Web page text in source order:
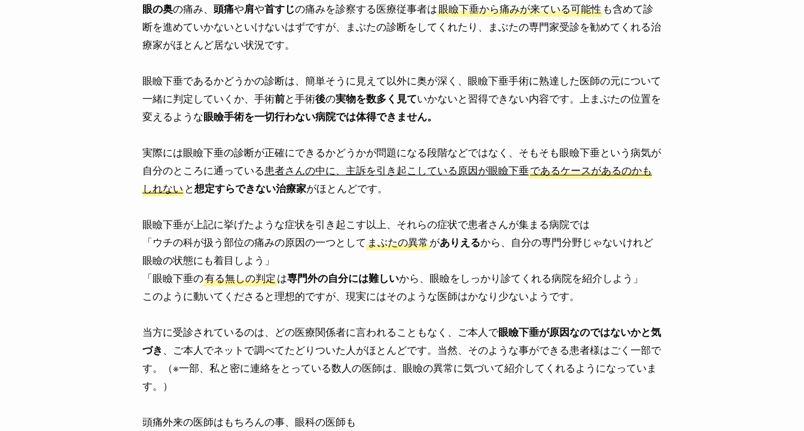
眼の奥の痛み、 頭痛や肩や首すじの痛みを診察する医療従事者は眼瞼下垂から痛みが来ている可能性 も含めて診
断を進めていかないといけないはずですが、まぶたの診断をしてくれたり、まぶたの専門家受診を勧めてくれる治
療家がほとんど居ない状況です。
眼瞼下垂であるかどうかの診断は、簡単そうに見えて以外に奥が深く、眼瞼下垂手術に熟達した医師の元について
一緒に判定していくか、手術前と手術後の実物を数多く見ていかないと習得できない内容です。上まぶたの位置を
変えるような眼瞼手術を一切行わない病院では体得できません。
実際には眼瞼下垂の診断が正確にできるかどうかが問題になる段階などではなく、そもそも眼瞼下垂という病気が
自分のところに通っている患者さんの中に、主訴を引き起こしている原因が眼瞼下垂であるケースがあるのかも
しれない と想定すらできない治療家がほとんどです。
眼瞼下垂が上記に挙げたような症状を引き起こす以上、それらの症状で患者さんが集まる病院では
「ウチの科が扱う部位の痛みの原因の一つとしてまぶたの異常がありえるから、自分の専門分野じゃないけれど
眼瞼の状態にも着目しよう」
「眼瞼下垂の有る無しの判定は専門外の自分には難しいから、眼瞼をしっかり診てくれる病院を紹介しよう」
このように動いてくださると理想的ですが、現実にはそのような医師はかなり少ないようです。
当方に受診されているのは、どの医療関係者に言われることもなく、ご本人で眼瞼下垂が原因なのではないかと気
づき 、ご本人でネットで調べてたどりついた人がほとんどです。当然、そのような事ができる患者様はごく一部で
す。（※一部、私と密に連絡をとっている数人の医師は、眼瞼の異常に気づいて紹介してくれるようになっていま
す。）
頭痛外来の医師はもちろんの事、眼科の医師も